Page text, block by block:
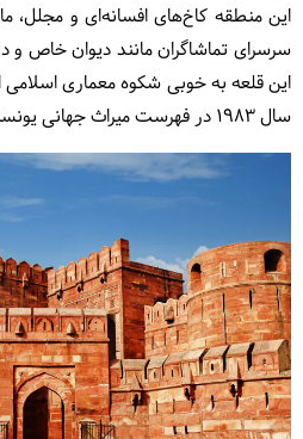
این منطقه کاخ‌های افسانه‌ای و مجلل،
سرسرای تماشاگران مانند دیوان خاص و
این قلعه به خوبی شکوه معماری اسلامی
سال ۱۹۸۳ در فهرست میراث جهانی یونسکو ثبت شده است.